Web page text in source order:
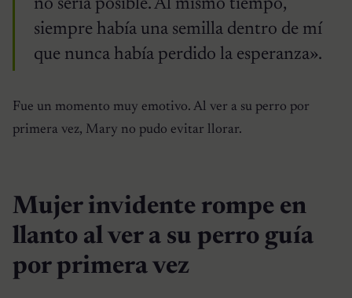
no sería posible. Al mismo tiempo,
siempre había una semilla dentro de mí
que nunca había perdido la esperanza».
Fue un momento muy emotivo. Al ver a su perro por
primera vez, Mary no pudo evitar llorar.
Mujer invidente rompe en
llanto al ver a su perro guía
por primera vez